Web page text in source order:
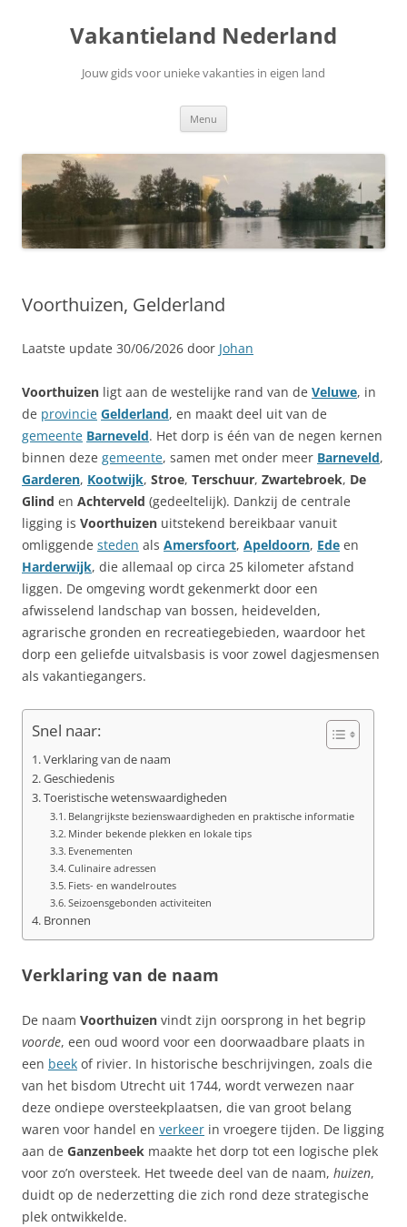
Vakantieland Nederland
Jouw gids voor unieke vakanties in eigen land
Menu
Voorthuizen, Gelderland
Laatste update 30/06/2026 door Johan
Voorthuizen ligt aan de westelijke rand van de Veluwe, in
de provincie Gelderland, en maakt deel uit van de
gemeente Barneveld. Het dorp is één van de negen kernen
binnen deze gemeente, samen met onder meer Barneveld,
Garderen, Kootwijk, Stroe, Terschuur, Zwartebroek, De
Glind en Achterveld (gedeeltelijk). Dankzij de centrale
ligging is Voorthuizen uitstekend bereikbaar vanuit
omliggende steden als Amersfoort, Apeldoorn, Ede en
Harderwijk, die allemaal op circa 25 kilometer afstand
liggen. De omgeving wordt gekenmerkt door een
afwisselend landschap van bossen, heidevelden,
agrarische gronden en recreatiegebieden, waardoor het
dorp een geliefde uitvalsbasis is voor zowel dagjesmensen
als vakantiegangers.
Snel naar:
Verklaring van de naam
Geschiedenis
Toeristische wetenswaardigheden
Belangrijkste bezienswaardigheden en praktische informatie
Minder bekende plekken en lokale tips
Evenementen
Culinaire adressen
Fiets- en wandelroutes
Seizoensgebonden activiteiten
Bronnen
Verklaring van de naam
De naam Voorthuizen vindt zijn oorsprong in het begrip
voorde, een oud woord voor een doorwaadbare plaats in
een beek of rivier. In historische beschrijvingen, zoals die
van het bisdom Utrecht uit 1744, wordt verwezen naar
deze ondiepe oversteekplaatsen, die van groot belang
waren voor handel en verkeer in vroegere tijden. De ligging
aan de Ganzenbeek maakte het dorp tot een logische plek
voor zo’n oversteek. Het tweede deel van de naam, huizen,
duidt op de nederzetting die zich rond deze strategische
plek ontwikkelde.